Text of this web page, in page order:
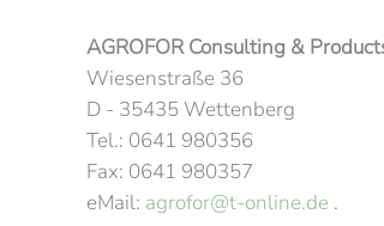
AGROFOR Consulting &
Wiesenstraße 36
D - 35435 Wettenberg
Tel.: 0641 980356
Fax: 0641 980357
eMail: agrofor@t-online.de .